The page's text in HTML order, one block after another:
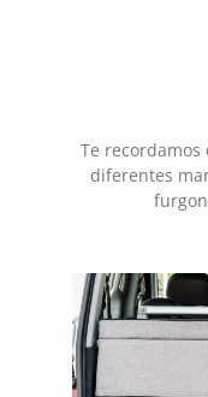
Te
diferentes